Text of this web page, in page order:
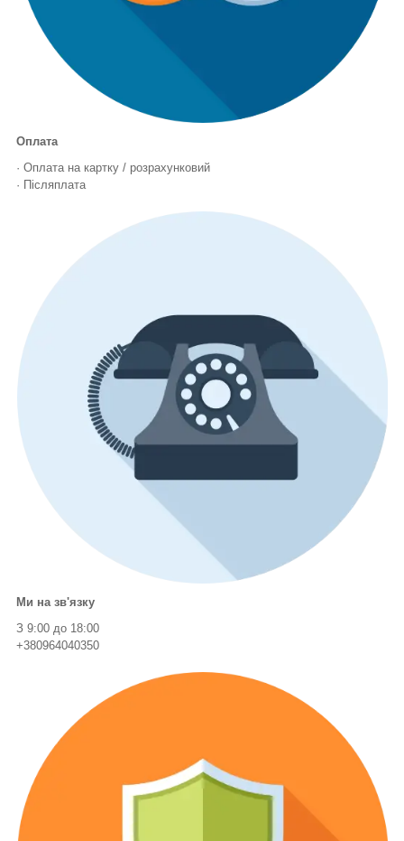
Оплата
· Оплата на картку / розрахунковий
· Післяплата
Ми на зв'язку
З 9:00 до 18:00
+380964040350